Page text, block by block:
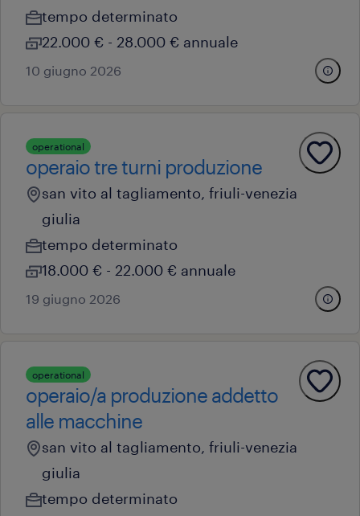
tempo determinato
22.000 € - 28.000 € annuale
10 giugno 2026
operational
operaio tre turni produzione
san vito al tagliamento, friuli-venezia
giulia
tempo determinato
18.000 € - 22.000 € annuale
19 giugno 2026
operational
operaio/a produzione addetto
alle macchine
san vito al tagliamento, friuli-venezia
giulia
tempo determinato